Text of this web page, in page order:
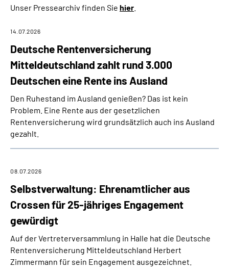
Online-Services
Inhalte in Gebärdensprache (DGS)
Leichte Sprache
Mein Kundenportal
Unser Pressearchiv finden Sie hier
Deutsche Rentenversicherung
Mitteldeutschland zahlt rund 3.000
Deutschen eine Rente ins Ausland
14.07.2026
Den Ruhestand im Ausland genießen? Das ist kein
Problem. Eine Rente aus der gesetzlichen
Rentenversicherung wird grundsätzlich auch ins Ausland
gezahlt.
Selbstverwaltung: Ehrenamtlicher aus
Crossen für 25-jähriges Engagement
gewürdigt
08.07.2026
Auf der Vertreterversammlung in Halle hat die Deutsche
Rentenversicherung Mitteldeutschland Herbert
Zimmermann für sein Engagement ausgezeichnet.